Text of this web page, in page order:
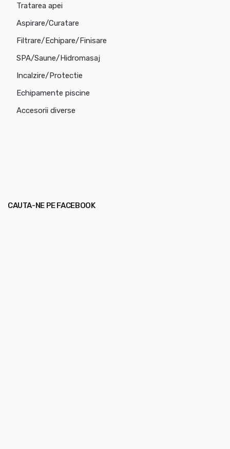
Tratarea apei
Aspirare/Curatare
Filtrare/Echipare/Finisare
SPA/Saune/Hidromasaj
Incalzire/Protectie
Echipamente piscine
Accesorii diverse
CAUTA-NE PE FACEBOOK